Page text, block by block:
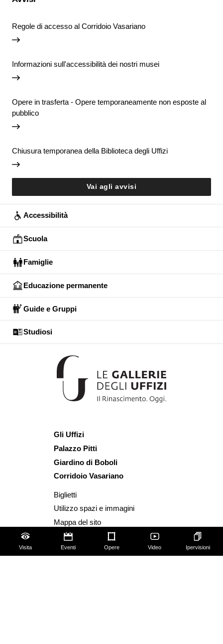
Visita Eventi Opere Video Ipervisioni
Regole di accesso al Corridoio Vasariano
Informazioni sull'accessibilità dei nostri musei
Opere in trasferta - Opere temporaneamente non esposte al
pubblico
Chiusura temporanea della Biblioteca degli Uffizi
Vai agli avvisi
Accessibilità
Scuola
Famiglie
Educazione permanente
Guide e Gruppi
Studiosi
Gli Uffizi
Palazzo Pitti
Giardino di Boboli
Corridoio Vasariano
Biglietti
Utilizzo spazi e immagini
Mappa del sito
Contattaci
Chi siamo